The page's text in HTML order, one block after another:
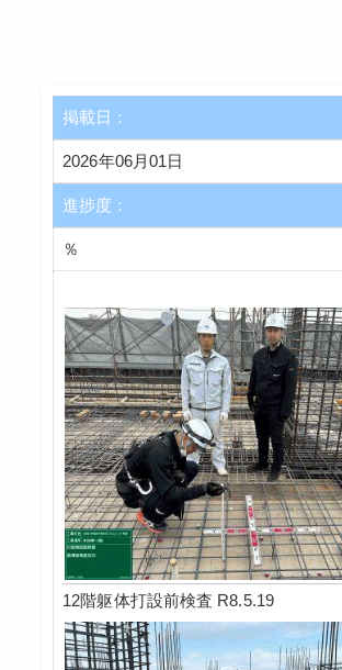
掲載日：
2026年06月01日
進捗度：
％
12階躯体打設前検査 R8.5.19